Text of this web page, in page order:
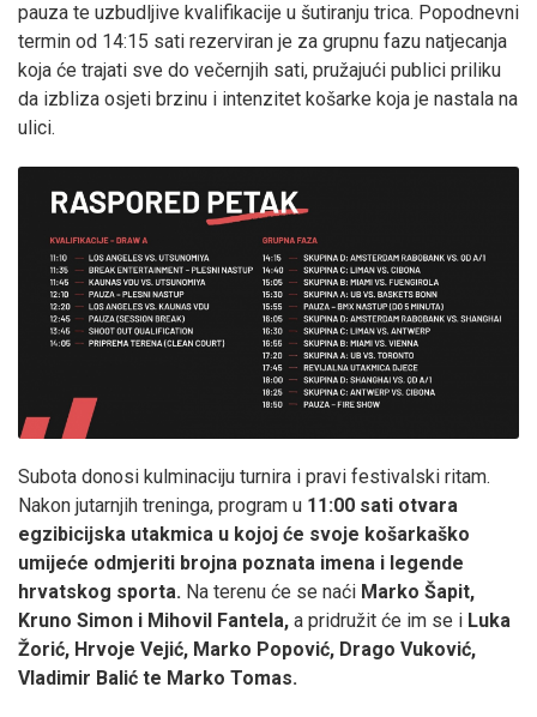
pauza te uzbudljive kvalifikacije u šutiranju trica. Popodnevni
termin od 14:15 sati rezerviran je za grupnu fazu natjecanja
koja će trajati sve do večernjih sati, pružajući publici priliku
da izbliza osjeti brzinu i intenzitet košarke koja je nastala na
ulici.
Subota donosi kulminaciju turnira i pravi festivalski ritam.
Nakon jutarnjih treninga, program u 11:00 sati otvara
egzibicijska utakmica u kojoj će svoje košarkaško
umijeće odmjeriti brojna poznata imena i legende
hrvatskog sporta. Na terenu će se naći Marko Šapit,
Kruno Simon i Mihovil Fantela, a pridružit će im se i Luka
Žorić, Hrvoje Vejić, Marko Popović, Drago Vuković,
Vladimir Balić te Marko Tomas.